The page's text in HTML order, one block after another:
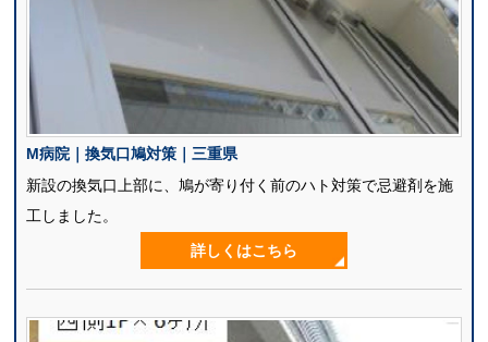
M病院｜換気口鳩対策｜三重県
新設の換気口上部に、鳩が寄り付く前のハト対策で忌避剤を施
工しました。
詳しくはこちら